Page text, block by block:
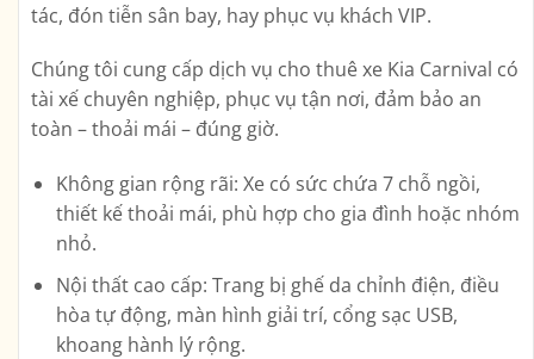
tác, đón tiễn sân bay, hay phục vụ khách VIP.
Chúng tôi cung cấp dịch vụ cho thuê xe Kia Carnival có
tài xế chuyên nghiệp, phục vụ tận nơi, đảm bảo an
toàn – thoải mái – đúng giờ.
Không gian rộng rãi: Xe có sức chứa 7 chỗ ngồi,
thiết kế thoải mái, phù hợp cho gia đình hoặc nhóm
nhỏ.
Nội thất cao cấp: Trang bị ghế da chỉnh điện, điều
hòa tự động, màn hình giải trí, cổng sạc USB,
khoang hành lý rộng.